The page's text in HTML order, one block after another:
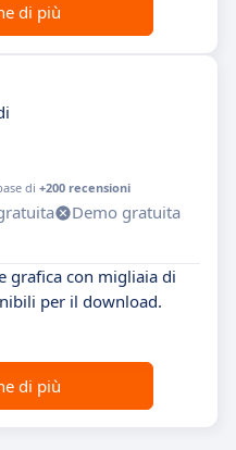
di più
di +200 recensioni
Demo gratuita
grafica con migliaia di
per il download.
di più